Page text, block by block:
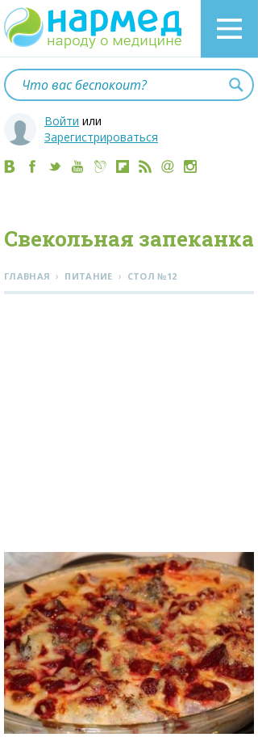
Войти или
Зарегистрироваться
Свекольная запеканка
ГЛАВНАЯ › ПИТАНИЕ › СТОЛ №12